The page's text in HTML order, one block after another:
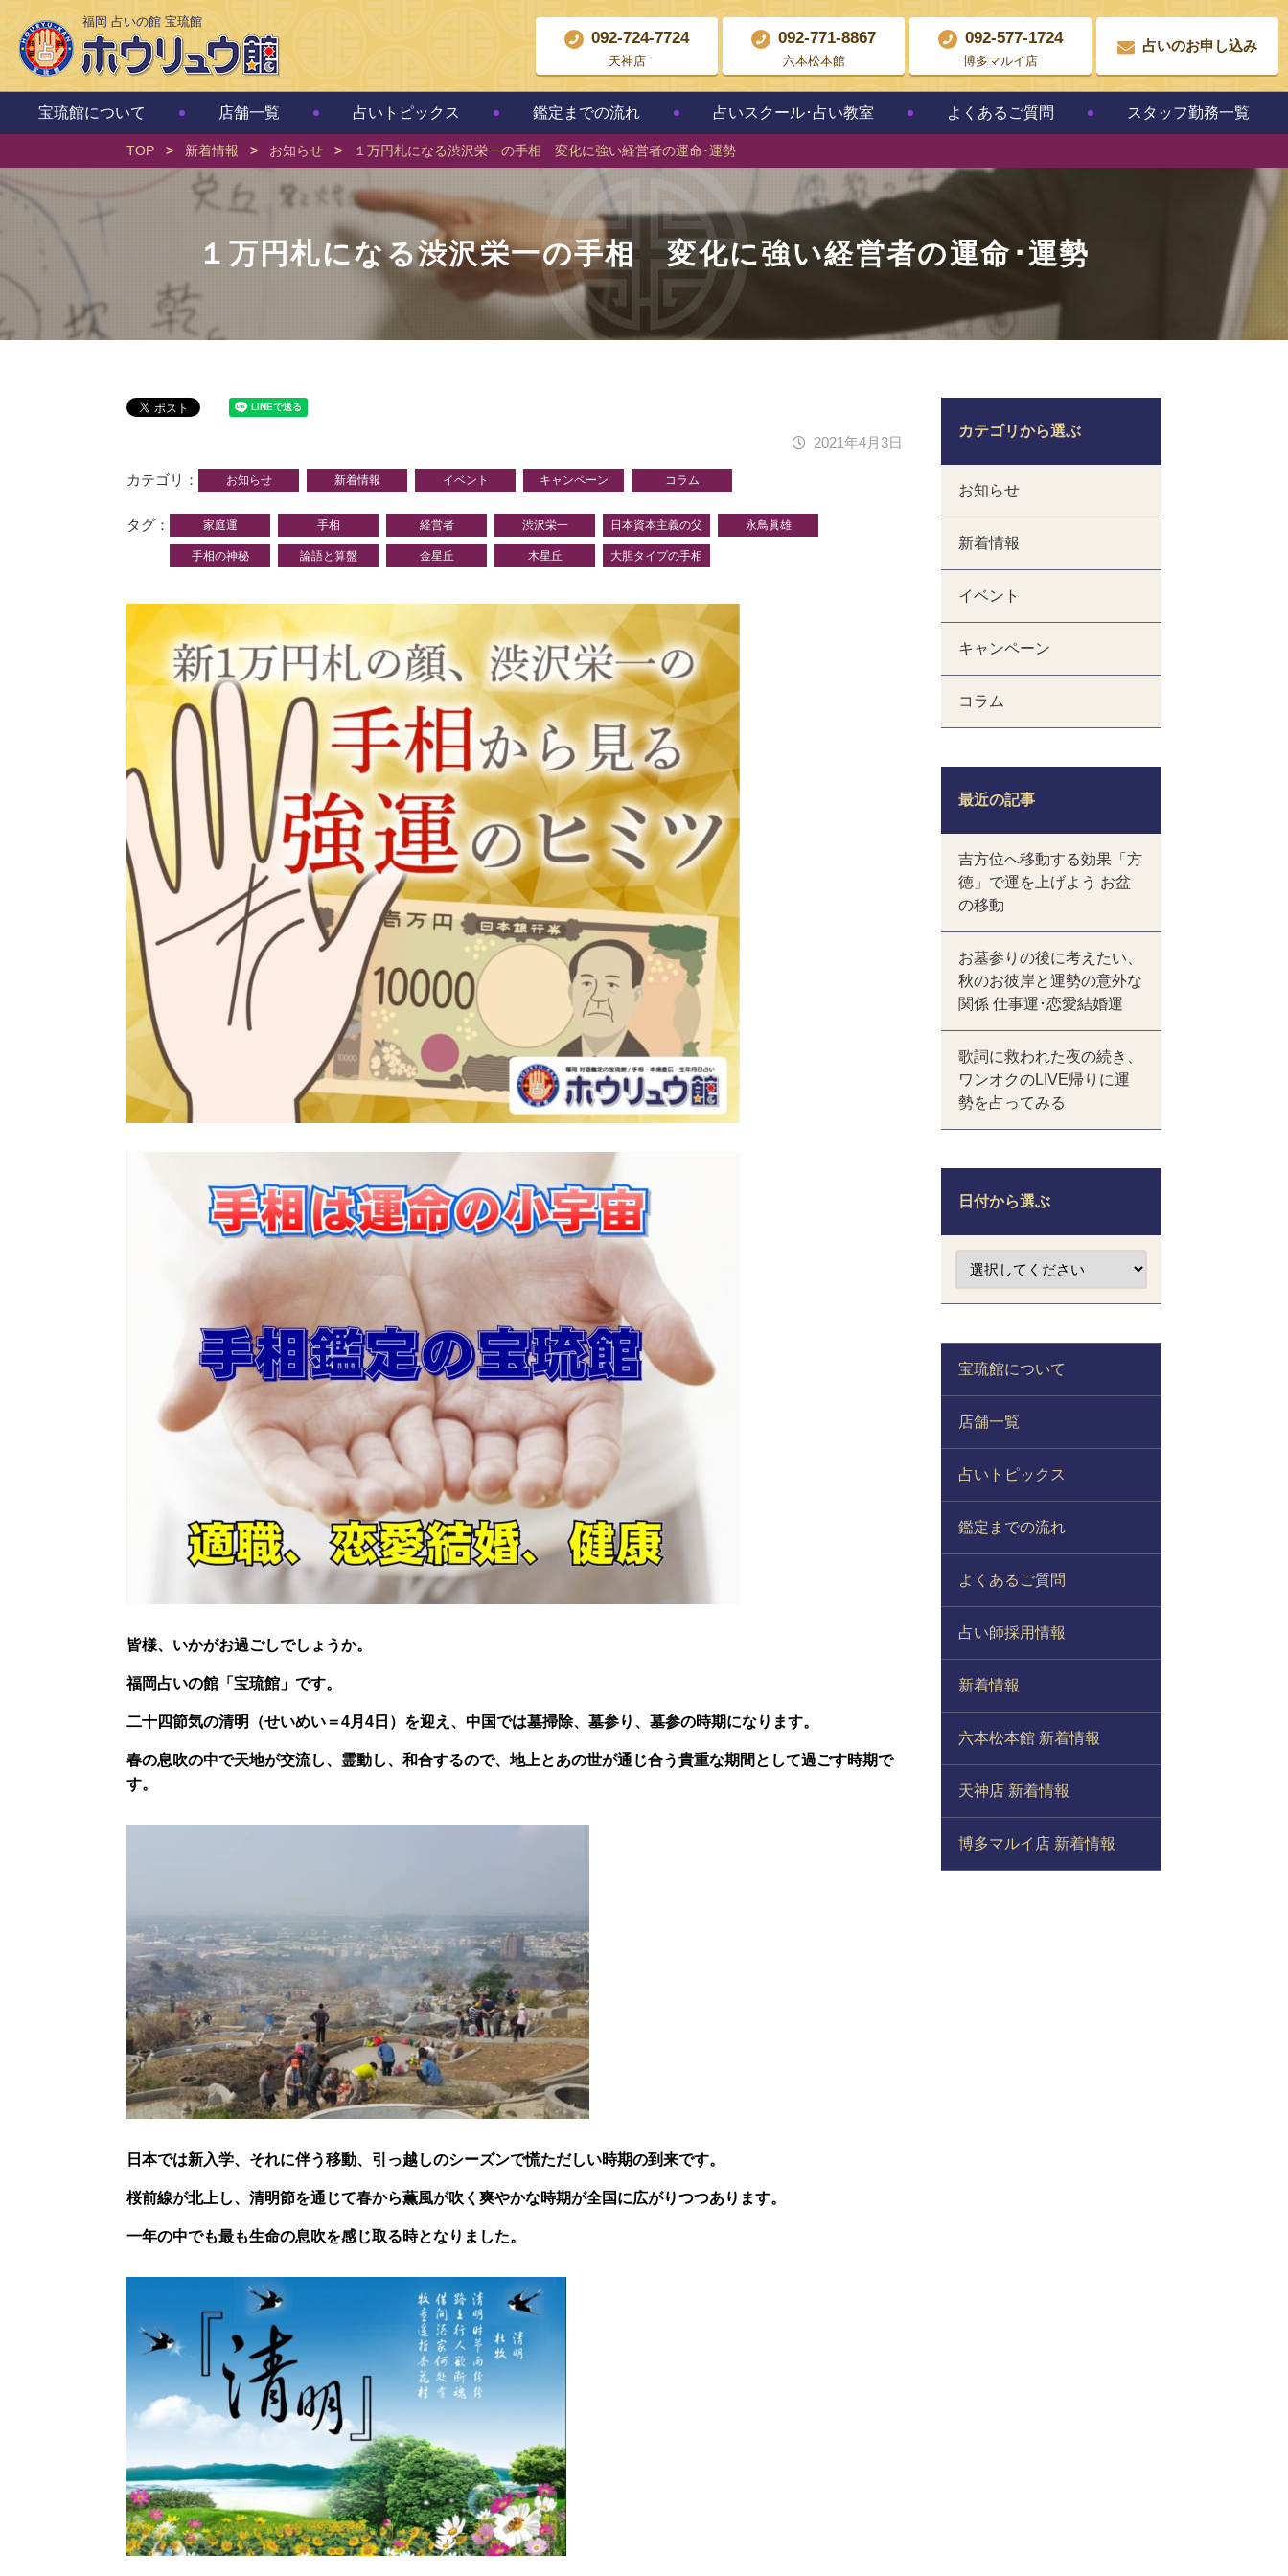
福岡 占いの館 宝琉館
092-724-7724
天神店
092-771-8867
六本松本館
092-577-1724
博多マルイ店
占いのお申し込み
宝琉館について 店舗一覧 占いトピックス 鑑定までの流れ 占いスクール･占い教室 よくあるご質問 スタッフ勤務一覧
TOP > 新着情報 > お知らせ > １万円札になる渋沢栄一の手相 変化に強い経営者の運命･運勢
１万円札になる渋沢栄一の手相 変化に強い経営者の運命･運勢
2021年4月3日
カテゴリ お知らせ 新着情報 イベント キャンペーン コラム
タグ 家庭運 手相 経営者 渋沢栄一 日本資本主義の父 永鳥眞雄
手相の神秘 論語と算盤 金星丘 木星丘 大胆タイプの手相
皆様、いかがお過ごしでしょうか。
福岡占いの館「宝琉館」です。
二十四節気の清明（せいめい＝4月4日）を迎え、中国では墓掃除、墓参り、墓参の時期になります。
春の息吹の中で天地が交流し、霊動し、和合するので、地上とあの世が通じ合う貴重な期間として過ごす時期で
す。
日本では新入学、それに伴う移動、引っ越しのシーズンで慌ただしい時期の到来です。
桜前線が北上し、清明節を通じて春から薫風が吹く爽やかな時期が全国に広がりつつあります。
一年の中でも最も生命の息吹を感じ取る時となりました。
カテゴリから選ぶ
お知らせ
新着情報
イベント
キャンペーン
コラム
最近の記事
吉方位へ移動する効果「方
徳」で運を上げよう お盆
の移動
お墓参りの後に考えたい、
秋のお彼岸と運勢の意外な
関係 仕事運･恋愛結婚運
歌詞に救われた夜の続き、
ワンオクのLIVE帰りに運
勢を占ってみる
日付から選ぶ
宝琉館について
店舗一覧
占いトピックス
鑑定までの流れ
よくあるご質問
占い師採用情報
新着情報
六本松本館 新着情報
天神店 新着情報
博多マルイ店 新着情報